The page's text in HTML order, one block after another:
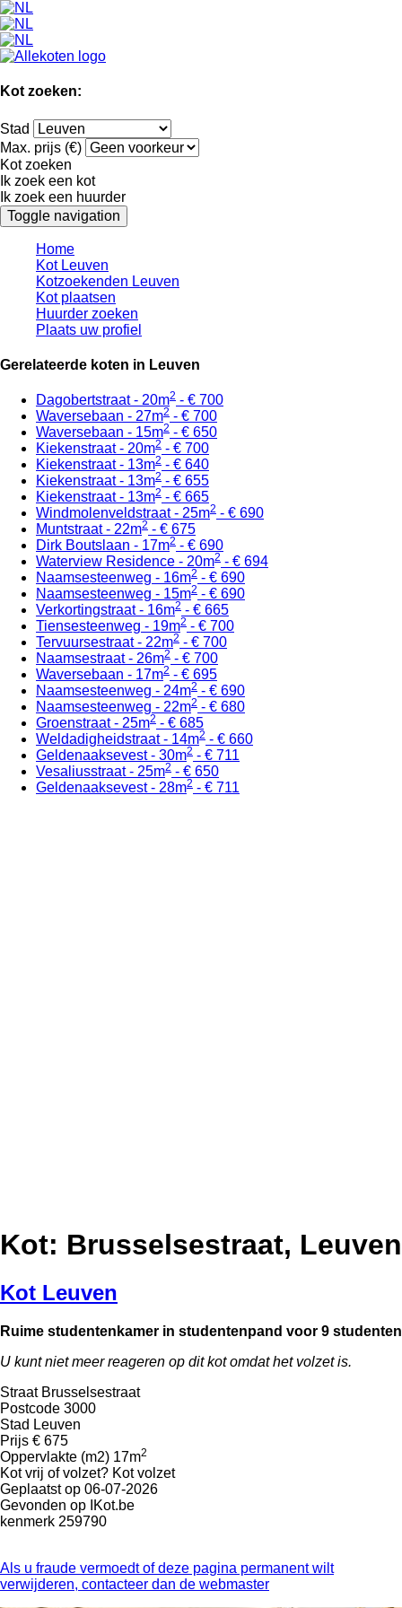
Kot zoeken:
Stad
Max. prijs (€)
Kot zoeken
Ik zoek een kot
Ik zoek een huurder
Toggle navigation
Home
Kot Leuven
Kotzoekenden Leuven
Kot plaatsen
Huurder zoeken
Plaats uw profiel
Gerelateerde koten in Leuven
Dagobertstraat - 20m2 - € 700
Waversebaan - 27m2 - € 700
Waversebaan - 15m2 - € 650
Kiekenstraat - 20m2 - € 700
Kiekenstraat - 13m2 - € 640
Kiekenstraat - 13m2 - € 655
Kiekenstraat - 13m2 - € 665
Windmolenveldstraat - 25m2 - € 690
Muntstraat - 22m2 - € 675
Dirk Boutslaan - 17m2 - € 690
Waterview Residence - 20m2 - € 694
Naamsesteenweg - 16m2 - € 690
Naamsesteenweg - 15m2 - € 690
Verkortingstraat - 16m2 - € 665
Tiensesteenweg - 19m2 - € 700
Tervuursestraat - 22m2 - € 700
Naamsestraat - 26m2 - € 700
Waversebaan - 17m2 - € 695
Naamsesteenweg - 24m2 - € 690
Naamsesteenweg - 22m2 - € 680
Groenstraat - 25m2 - € 685
Weldadigheidstraat - 14m2 - € 660
Geldenaaksevest - 30m2 - € 711
Vesaliusstraat - 25m2 - € 650
Geldenaaksevest - 28m2 - € 711
Kot: Brusselsestraat, Leuven
Kot Leuven
Ruime studentenkamer in studentenpand voor 9 studenten
U kunt niet meer reageren op dit kot omdat het volzet is.
StraatBrusselsestraat
Postcode 3000
Stad Leuven
Prijs € 675
Oppervlakte (m2) 17m2
Kot vrij of volzet? Kot volzet
Geplaatst op 06-07-2026
Gevonden op IKot.be
kenmerk 259790
Als u fraude vermoedt of deze pagina permanent wilt
verwijderen, contacteer dan de webmaster